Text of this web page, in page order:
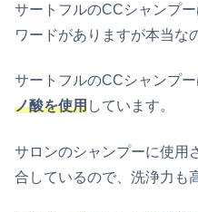
サートフルのCCシャンプー
ワードがありますが本当な
サートフルのCCシャンプー
ノ酸を使用しています。
サロンのシャンプーに使用
合しているので、洗浄力も